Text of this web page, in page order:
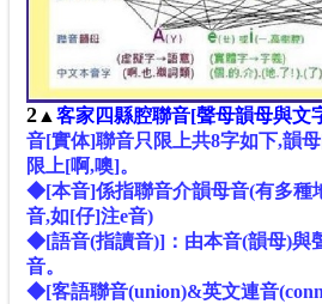
2 ▲ 客家四縣腔聯音[聲母韻母與文
音[實体]聯音只限上共8字如下,韻
限 上[啊,噢]。
◆[本音]係指聯音介韻母音(有多種
音,如[仔]注e音)
◆[語音(指讀音)]：由本音(韻母)與
音。
◆[客語聯音(union)&英文連音